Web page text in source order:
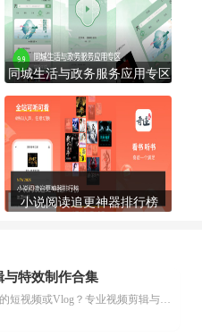
同城生活与政务服务应用专区
小说阅读追更神器排行榜
与特效制作合集
想制作出专业级的短视频或Vlog？专业视频剪辑与特效制作大全专题为你提供了从剪辑、抠像到特效包装的全套解决方案。无论是添加炫酷的片头、进行精准的视频抠图，还是制...